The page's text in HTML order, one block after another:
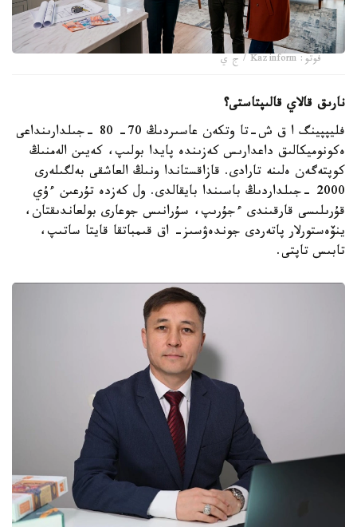
فوتو: Kazinform / ج ي
نارىق قالاي قالىپتاستى؟
فليپپينگ ا ق ش-تا وتكەن عاسىردىڭ 70- 80 -جىلدارىنداعى
ەكونوميكالىق داعدارىس كەزىندە پايدا بولىپ، كەيىن الەمنىڭ
كوپتەگەن ەلىنە تارادى. قازاقستاندا ونىڭ العاشقى بەلگىلەرى
2000 -جىلداردىڭ باسىندا بايقالدى. ول كەزدە تۇرعىن ءۇي
قۇرىلىسى قارقىندى ءجۇرىپ، سۇرانىس جوعارى بولعاندىقتان،
ينۆەستورلار پاتەردى جوندەۋسىز- اق قىمباتقا قايتا ساتىپ،
تابىس تاپتى.